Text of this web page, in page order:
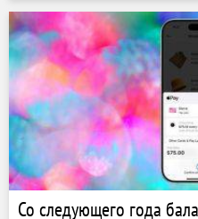
Со следующего года